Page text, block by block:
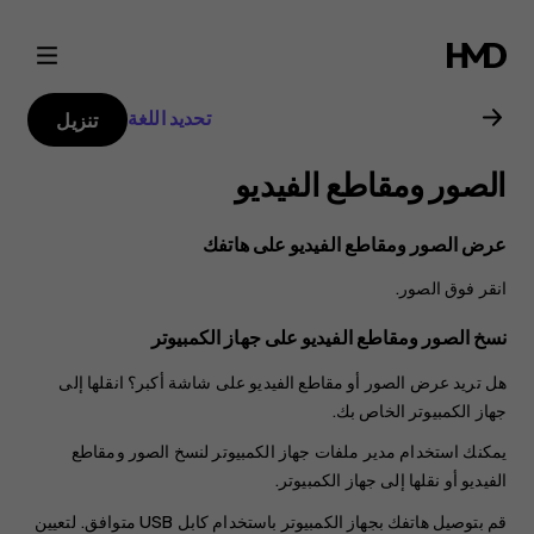
دليل
مستخدم
Nokia
G21
تحديد اللغة تنزيل
الصور ومقاطع الفيديو
عرض الصور ومقاطع الفيديو على هاتفك
انقر فوق الصور .
نسخ الصور ومقاطع الفيديو على جهاز الكمبيوتر
هل تريد عرض الصور أو مقاطع الفيديو على شاشة أكبر؟ انقلها إلى
جهاز الكمبيوتر الخاص بك.
يمكنك استخدام مدير ملفات جهاز الكمبيوتر لنسخ الصور ومقاطع
الفيديو أو نقلها إلى جهاز الكمبيوتر.
قم بتوصيل هاتفك بجهاز الكمبيوتر باستخدام كابل USB متوافق. لتعيين